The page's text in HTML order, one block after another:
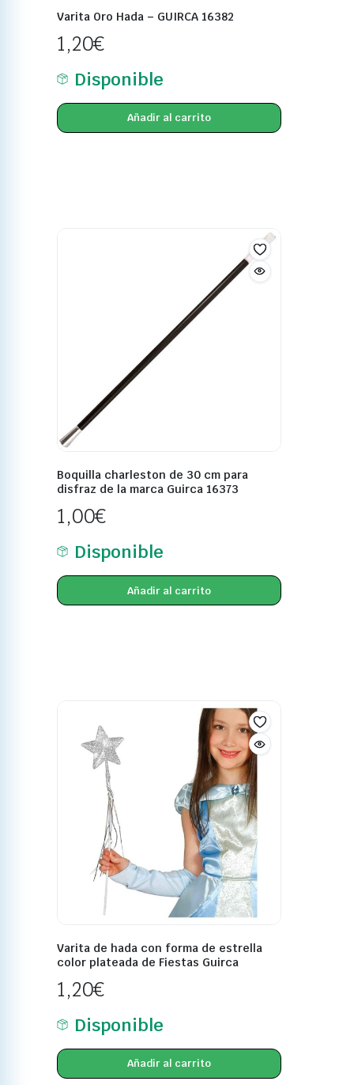
Varita Oro Hada – GUIRCA 16382
1,20€
Disponible
Añadir al carrito
Boquilla charleston de 30 cm para
disfraz de la marca Guirca 16373
1,00€
Disponible
Añadir al carrito
Varita de hada con forma de estrella
color plateada de Fiestas Guirca
1,20€
Disponible
Añadir al carrito